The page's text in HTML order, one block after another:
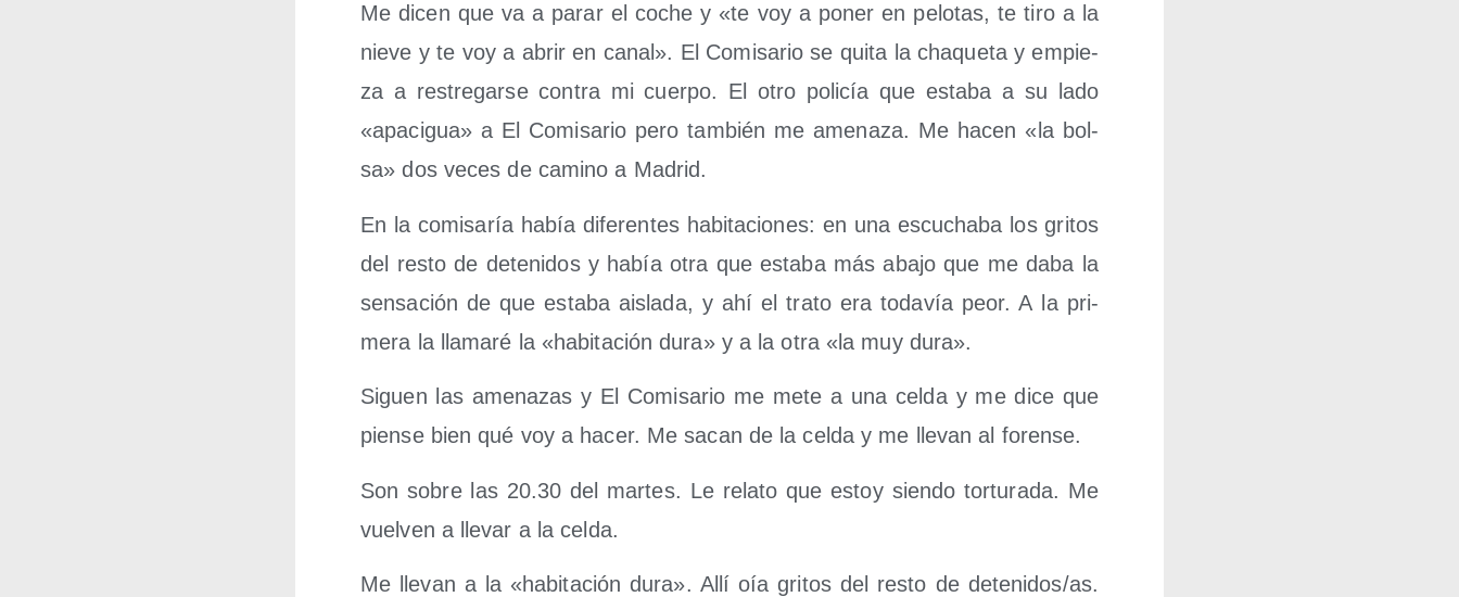
Me dicen que va a parar el coche y «te voy a poner en pelo­tas, te tiro a la
nie­ve y te voy a abrir en canal». El Comi­sa­rio se qui­ta la cha­que­ta y empie­
za a res­tre­gar­se con­tra mi cuer­po. El otro poli­cía que esta­ba a su lado
«apa­ci­gua» a El Comi­sa­rio pero tam­bién me ame­na­za. Me hacen «la bol­
sa» dos veces de camino a Madrid.
En la comi­sa­ría había dife­ren­tes habi­ta­cio­nes: en una escu­cha­ba los gri­tos
del res­to de dete­ni­dos y había otra que esta­ba más aba­jo que me daba la
sen­sa­ción de que esta­ba ais­la­da, y ahí el tra­to era toda­vía peor. A la pri­
me­ra la lla­ma­ré la «habi­ta­ción dura» y a la otra «la muy dura».
Siguen las ame­na­zas y El Comi­sa­rio me mete a una cel­da y me dice que
pien­se bien qué voy a hacer. Me sacan de la cel­da y me lle­van al forense.
Son sobre las 20.30 del mar­tes. Le rela­to que estoy sien­do tor­tu­ra­da. Me
vuel­ven a lle­var a la celda.
Me lle­van a la «habi­ta­ción dura». Allí oía gri­tos del res­to de detenidos/​as.